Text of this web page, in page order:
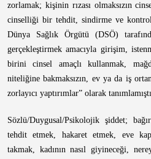
zorlamak; kişinin rızası olmaksızın
cinselliği bir tehdit, sindirme ve
Dünya Sağlık Örgütü (DSÖ)
gerçekleştirmek amacıyla girişim,
birini cinsel amaçlı kullanmak,
niteliğine bakmaksızın, ev ya da iş
zorlayıcı yaptırımlar” olarak
Sözlü/Duygusal/Psikolojik şiddet;
tehdit etmek, hakaret etmek, eve
takmak, kadının nasıl giyineceği,